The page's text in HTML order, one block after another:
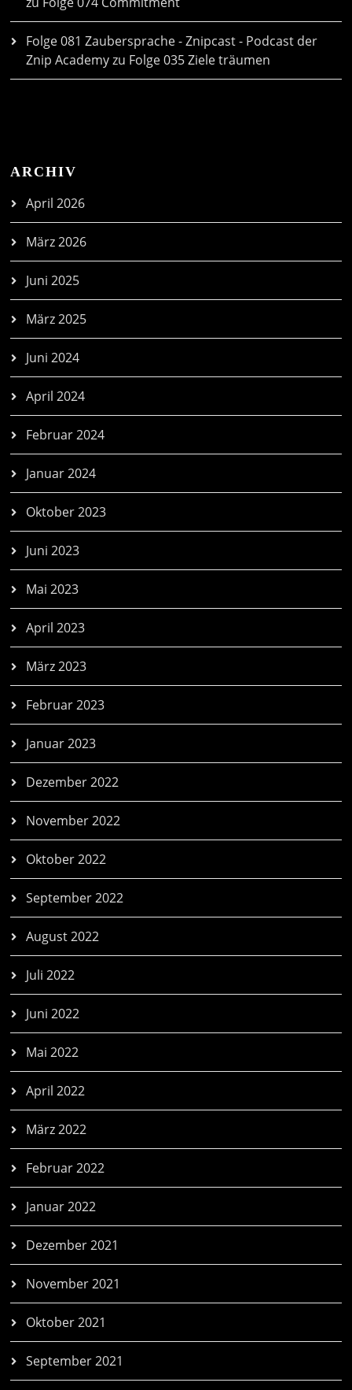
Folge 081 Zaubersprache - Znipcast - Podcast der
Znip Academyzu Folge 035 Ziele träumen
ARCHIV
April 2026
März 2026
Juni 2025
März 2025
Juni 2024
April 2024
Februar 2024
Januar 2024
Oktober 2023
Juni 2023
Mai 2023
April 2023
März 2023
Februar 2023
Januar 2023
Dezember 2022
November 2022
Oktober 2022
September 2022
August 2022
Juli 2022
Juni 2022
Mai 2022
April 2022
März 2022
Februar 2022
Januar 2022
Dezember 2021
November 2021
Oktober 2021
September 2021